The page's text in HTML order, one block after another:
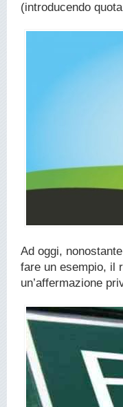
(introducendo
Ad oggi,
fare un esempio, il
un’affermazione